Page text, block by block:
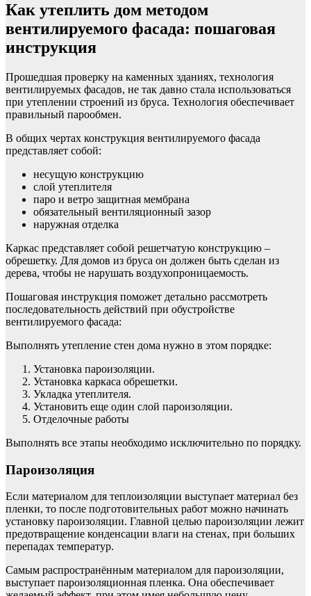
Как утеплить дом методом
вентилируемого фасада: пошаговая
инструкция
Прошедшая проверку на каменных зданиях, технология
вентилируемых фасадов, не так давно стала использоваться
при утеплении строений из бруса. Технология обеспечивает
правильный парообмен.
В общих чертах конструкция вентилируемого фасада
представляет собой:
несущую конструкцию
слой утеплителя
паро и ветро защитная мембрана
обязательный вентиляционный зазор
наружная отделка
Каркас представляет собой решетчатую конструкцию –
обрешетку. Для домов из бруса он должен быть сделан из
дерева, чтобы не нарушать воздухопроницаемость.
Пошаговая инструкция поможет детально рассмотреть
последовательность действий при обустройстве
вентилируемого фасада:
Выполнять утепление стен дома нужно в этом порядке:
Установка пароизоляции.
Установка каркаса обрешетки.
Укладка утеплителя.
Установить еще один слой пароизоляции.
Отделочные работы
Выполнять все этапы необходимо исключительно по порядку.
Пароизоляция
Если материалом для теплоизоляции выступает материал без
пленки, то после подготовительных работ можно начинать
установку пароизоляции. Главной целью пароизоляции лежит
предотвращение конденсации влаги на стенах, при больших
перепадах температур.
Самым распространённым материалом для пароизоляции,
выступает пароизоляционная пленка. Она обеспечивает